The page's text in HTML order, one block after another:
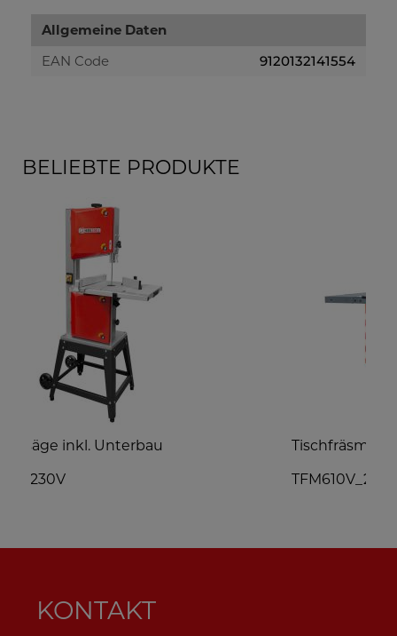
Allgemeine Daten
EAN Code
9120132141554
BELIEBTE PRODUKTE
Tischfräsmaschine
TFM610V_230V
KONTAKT